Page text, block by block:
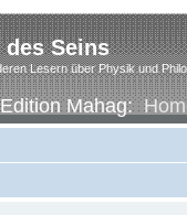
Seins
Lesern über Physik und
Edition Mahag: